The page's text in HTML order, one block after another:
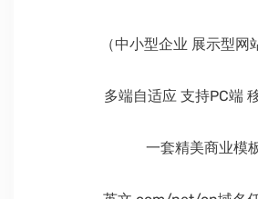
（中小型企业 展示型网
多端自适应 支持PC端
一套精美商业模